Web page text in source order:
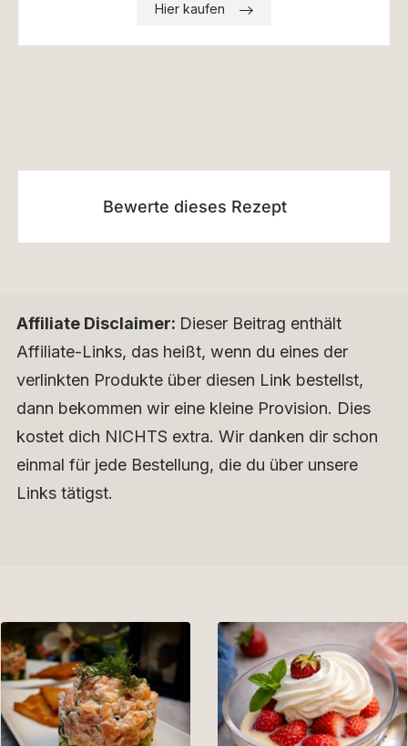
Hier kaufen
Bewerte dieses Rezept
Affiliate Disclaimer: Dieser Beitrag enthält
Affiliate-Links, das heißt, wenn du eines der
verlinkten Produkte über diesen Link bestellst,
dann bekommen wir eine kleine Provision. Dies
kostet dich NICHTS extra. Wir danken dir schon
einmal für jede Bestellung, die du über unsere
Links tätigst.